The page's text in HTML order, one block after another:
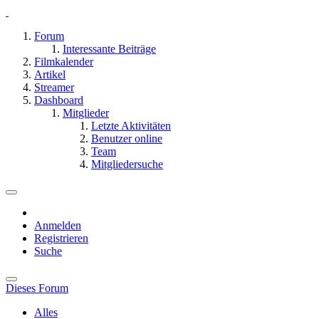
Forum
Interessante Beiträge
Filmkalender
Artikel
Streamer
Dashboard
Mitglieder
Letzte Aktivitäten
Benutzer online
Team
Mitgliedersuche
Anmelden
Registrieren
Suche
Dieses Forum
Alles